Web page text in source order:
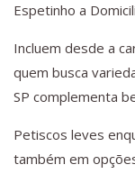
Espetinho a
Incluem desde a
quem busca
SP complementa
Petiscos leves
também em